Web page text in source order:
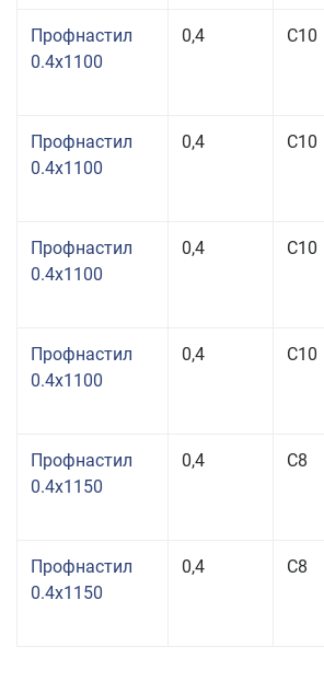
Профнастил
0.4x1100
0,4 С10
Профнастил
0.4x1100
0,4 С10
Профнастил
0.4x1100
0,4 С10
Профнастил
0.4x1100
0,4 С10
Профнастил
0.4x1150
0,4 С8
Профнастил
0.4x1150
0,4 С8